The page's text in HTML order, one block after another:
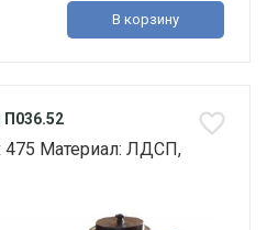
В корзину
П036.52
475 Материал: ЛДСП,